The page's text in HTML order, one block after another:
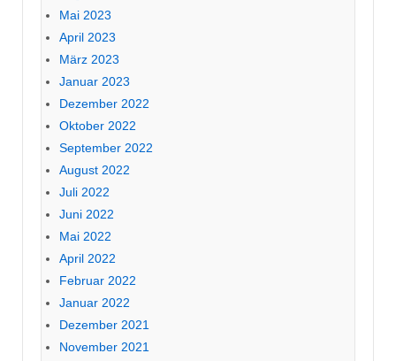
Mai 2023
April 2023
März 2023
Januar 2023
Dezember 2022
Oktober 2022
September 2022
August 2022
Juli 2022
Juni 2022
Mai 2022
April 2022
Februar 2022
Januar 2022
Dezember 2021
November 2021